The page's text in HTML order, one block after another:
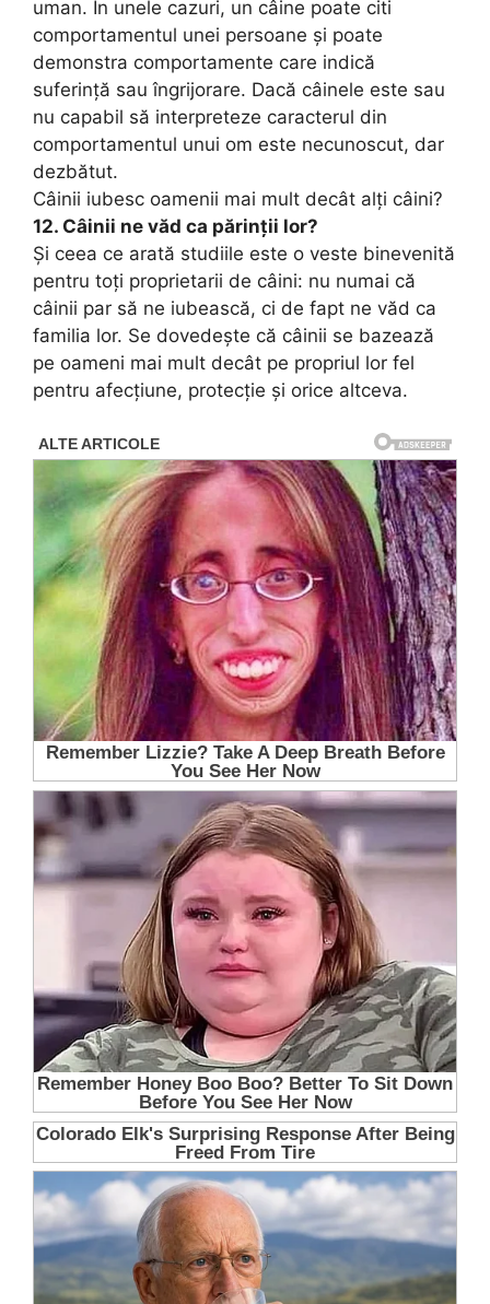
uman. În unele cazuri, un câine poate citi
comportamentul unei persoane și poate
demonstra comportamente care indică
suferință sau îngrijorare. Dacă câinele este sau
nu capabil să interpreteze caracterul din
comportamentul unui om este necunoscut, dar
dezbătut.
Câinii iubesc oamenii mai mult decât alți câini?
12. Câinii ne văd ca părinții lor?
Și ceea ce arată studiile este o veste binevenită
pentru toți proprietarii de câini: nu numai că
câinii par să ne iubească, ci de fapt ne văd ca
familia lor. Se dovedește că câinii se bazează
pe oameni mai mult decât pe propriul lor fel
pentru afecțiune, protecție și orice altceva.